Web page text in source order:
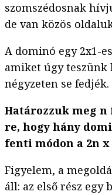
szomszédosnak
de van közös
A dominó egy 2x1-
amiket úgy teszünk
négyzeten se fedjék.
Határozzuk meg
re, hogy hány
fenti módon a 2n
Figyelem, a
áll: az első rész egy